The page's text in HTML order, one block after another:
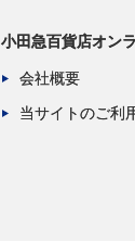
小田急百貨店オン
会社概要
当サイトのご利